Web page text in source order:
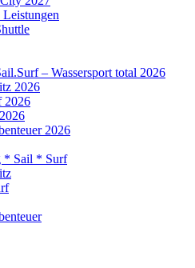
– Wassersport total 2026
2026
2026
2026
* Sail * Surf